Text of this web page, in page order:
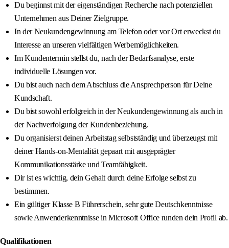
Du beginnst mit der eigenständigen Recherche nach potenziellen
Unternehmen aus Deiner Zielgruppe.
In der Neukundengewinnung am Telefon oder vor Ort erweckst du
Interesse an unseren vielfältigen Werbemöglichkeiten.
Im Kundentermin stellst du, nach der Bedarfsanalyse, erste
individuelle Lösungen vor.
Du bist auch nach dem Abschluss die Ansprechperson für Deine
Kundschaft.
Du bist sowohl erfolgreich in der Neukundengewinnung als auch in
der Nachverfolgung der Kundenbeziehung.
Du organisierst deinen Arbeitstag selbstständig und überzeugst mit
deiner Hands-on-Mentalität gepaart mit ausgeprägter
Kommunikationsstärke und Teamfähigkeit.
Dir ist es wichtig, dein Gehalt durch deine Erfolge selbst zu
bestimmen.
Ein gültiger Klasse B Führerschein, sehr gute Deutschkenntnisse
sowie Anwenderkenntnisse in Microsoft Office runden dein Profil ab.
Qualifikationen